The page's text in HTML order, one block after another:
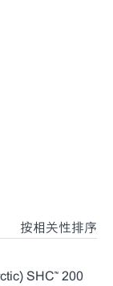
按相关性排序
SHC™ 200